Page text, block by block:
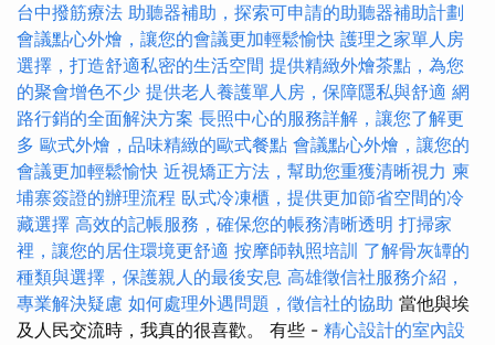
台中撥筋療法 助聽器補助，探索可申請的助聽器補助計劃
會議點心外燴，讓您的會議更加輕鬆愉快 護理之家單人房
選擇，打造舒適私密的生活空間 提供精緻外燴茶點，為您
的聚會增色不少 提供老人養護單人房，保障隱私與舒適 網
路行銷的全面解決方案 長照中心的服務詳解，讓您了解更
多 歐式外燴，品味精緻的歐式餐點 會議點心外燴，讓您的
會議更加輕鬆愉快 近視矯正方法，幫助您重獲清晰視力 柬
埔寨簽證的辦理流程 臥式冷凍櫃，提供更加節省空間的冷
藏選擇 高效的記帳服務，確保您的帳務清晰透明 打掃家
裡，讓您的居住環境更舒適 按摩師執照培訓 了解骨灰罈的
種類與選擇，保護親人的最後安息 高雄徵信社服務介紹，
專業解決疑慮 如何處理外遇問題，徵信社的協助 當他與埃
及人民交流時，我真的很喜歡。 有些 - 精心設計的室內設